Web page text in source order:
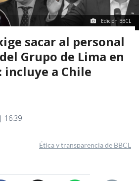
Edición BBCL
sacar al personal
Grupo de Lima en
a Chile
16:39
Ética y transparencia de BBCL